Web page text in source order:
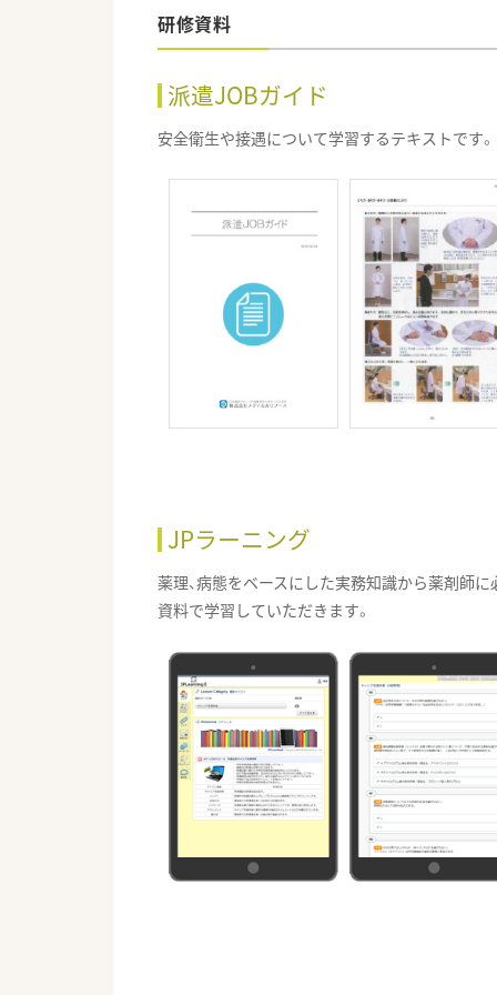
研修資料
派遣JOBガイド
安全衛生や接遇について学習するテキストです
JPラーニング
薬理、病態をベースにした実務知識から薬剤師
資料で学習していただきます。